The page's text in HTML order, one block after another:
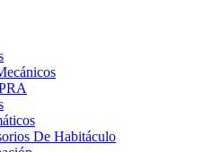
De Habitáculo